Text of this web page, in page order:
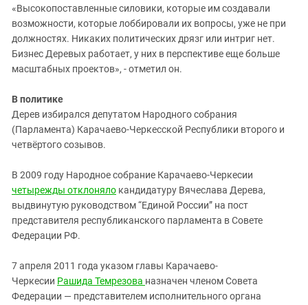
«Высокопоставленные силовики, которые им создавали
возможности, которые лоббировали их вопросы, уже не при
должностях. Никаких политических дрязг или интриг нет.
Бизнес Деревых работает, у них в перспективе еще больше
масштабных проектов», - отметил он.
В политике
Дерев избирался депутатом Народного собрания
(Парламента) Карачаево-Черкесской Республики второго и
четвёртого созывов.
В 2009 году Народное собрание Карачаево-Черкесии
четырежды отклоняло кандидатуру Вячеслава Дерева,
выдвинутую руководством “Единой России” на пост
представителя республиканского парламента в Совете
Федерации РФ.
7 апреля 2011 года указом главы Карачаево-
Черкесии Рашида Темрезова назначен членом Совета
Федерации — представителем исполнительного органа